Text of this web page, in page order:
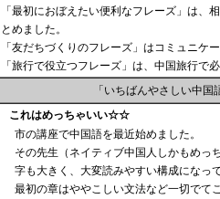
「最初におぼえたい便利なフレーズ」は、
とめました。
「友だちづくりのフレーズ」はコミュニケ
「旅行で役立つフレーズ」は、中国旅行で
「いちばんやさしい中
これはめっちゃいい☆☆
市の講座で中国語を最近始めました。
その先生（ネイティブ中国人しかもめっ
字も大きく、大変読みやすい構成になっ
最初の章はややこしい文法など一切でて